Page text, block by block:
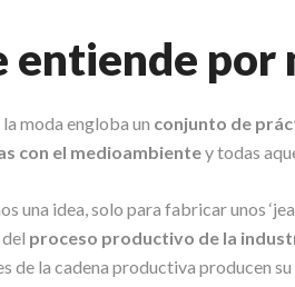
entiende por
moda engloba un conjunto de
con el medioambientey todas
una idea, solo para fabricar unos
proceso productivo de la
de la cadena productiva producen